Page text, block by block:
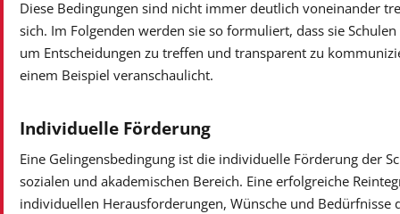
Diese Bedingungen sind nicht immer deutlich voneinander
sich. Im Folgenden werden sie so formuliert, dass sie
um Entscheidungen zu treffen und transparent zu
einem Beispiel veranschaulicht.
Individuelle Förderung
Eine Gelingensbedingung ist die individuelle Förderung der
sozialen und akademischen Bereich. Eine erfolgreiche
individuellen Herausforderungen, Wünsche und Bedürfnisse